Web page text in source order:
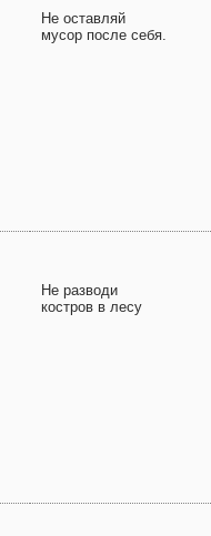
Не оставляй
мусор после себя.
Не разводи
костров в лесу